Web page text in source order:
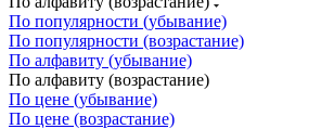
По популярности (убывание)
По популярности (возрастание)
По алфавиту (убывание)
По алфавиту (возрастание)
По цене (убывание)
По цене (возрастание)